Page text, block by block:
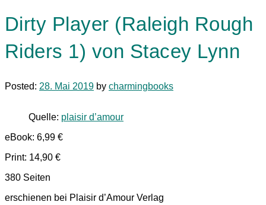
Dirty Player (Raleigh Rough
Riders 1) von Stacey Lynn
Posted: 28. Mai 2019 by charmingbooks
Quelle: plaisir d’amour
eBook: 6,99 €
Print: 14,90 €
380 Seiten
erschienen bei Plaisir d’Amour Verlag